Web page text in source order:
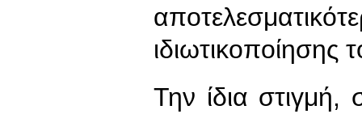
ιδιωτικοποίησης
Την ίδια στιγμή,